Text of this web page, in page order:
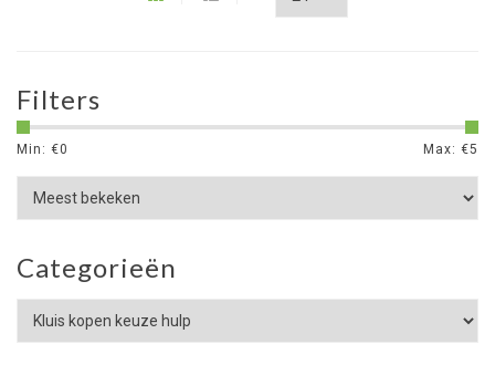
Filters
Min: €0 Max: €5
Categorieën